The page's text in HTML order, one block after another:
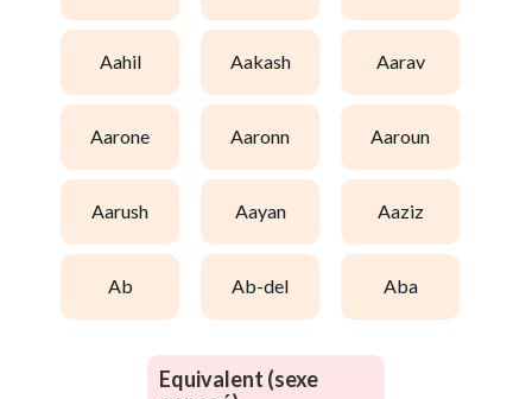
aahil aakash aarav
aarone aaronn aaroun
aarush aayan aaziz
ab ab-del aba
Equivalent (sexe